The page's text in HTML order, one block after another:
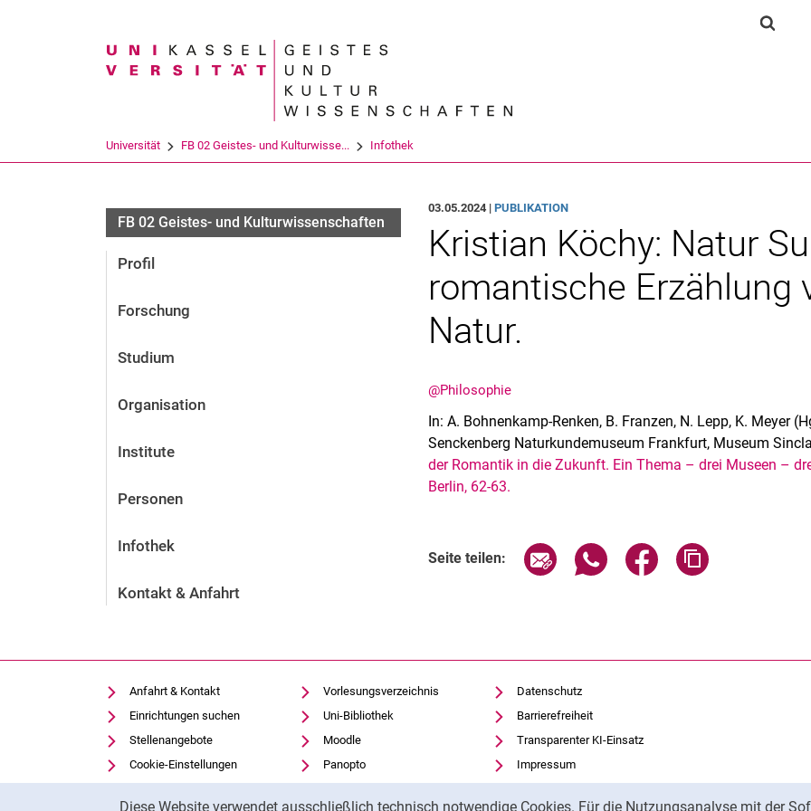
Springe direkt zu: Inhalt
Springe direkt zu: Suche
Springe direkt zu:
Diese Website verwendet ausschließlich technisch notwendige Cookies. Für die Nutzungsanalyse mit der
Suchbegriff
Universität FB 02 Geistes- und Kulturwisse... Infothek
FB 02 Geistes- und Kulturwissenschaften
Profil
Forschung
Studium
Organisation
Institute
Personen
Infothek
Kontakt & Anfahrt
03.05.2024 |PUBLIKATION
Kristian Köchy: Natur
romantische Erzählung
Natur.
@Philosophie
In: A. Bohnenkamp-Renken, B. Franzen, N. Lepp, K. Meyer
Senckenberg Naturkundemuseum Frankfurt, Museum
der Romantik in die Zukunft. Ein Thema – drei Museen –
Berlin, 62-63.
Seite teilen: Seite über E-Mail teilen
Seite über WhatsApp teilen
Seite über Facebook
Anfahrt & Kontakt
Einrichtungen suchen
Stellenangebote
Cookie-Einstellungen
Vorlesungsverzeichnis
Uni-Bibliothek
Moodle
Panopto
Datenschutz
Barrierefreiheit
Transparenter KI-Einsatz
Impressum